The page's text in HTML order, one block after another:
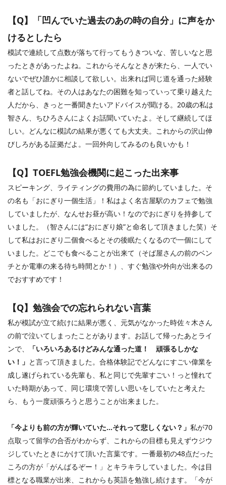
【Q】「凹んでいた過去のあの時の自分」に声をか
けるとしたら
模試で連続して点数が落ちて行ってもうきついな、苦しいなと思
ったときがあったよね。これからそんなときが来たら、一人でい
ないでぜひ誰かに相談して欲しい。出来れば同じ道を通った経験
者と話してね。その人はあなたの困難を知っていって乗り越えた
人だから、きっと一番聞きたいアドバイスが聞ける。 20歳の私は
智さん、ちひろさんによくお話聞いていたよ。そして継続してほ
しい。どんなに模試の結果が悪くても大丈夫。これからの沢山伸
びしろがある証拠だよ。一回外向してみるのも良いかも！
【Q】 TOEFL勉強会機関に起こった出来事
スピーキング、ライティングの費用の為に節約していました。そ
の名も「おにぎり一個生活」！私はよく名古屋駅のカフェで勉強
していましたが、なんせお昼が高い！なのでおにぎりを持参して
いました。（智さんには“おにぎり娘”と命名して頂きました笑）そ
して私はおにぎり二個食べるとその後眠たくなるので一個にして
いました。どこでも食べることが出来て（そば屋さんの前のベン
チとか電車の来る待ち時間とか！）、すぐ勉強や外向が出来るの
でおすすめです！
【Q】勉強会での忘れられない言葉
私が模試が立て続けに結果が悪く、元気がなかった時佐々木さん
の前で泣いてしまったことがあります。お話して帰ったあとライ
ンで、
「いろいろあるけどみんな通った道！ 頑張るしかな
い！」 と言って頂きました。合格体験記でどんなにすごい偉業を
成し遂げられている先輩も、私と同じで先輩すごい！っと憧れて
いた時期があって、同じ環境で苦しい思いをしていたと考えた
ら、もう一度頑張ろうと思うことが出来ました。
「今よりも前の方が輝いていた…それって悲しくない？」 私が70
点取って留学の合否がわからず、これからの目標も見えずウジウ
ジしていたときにかけて頂いた言葉です。一番最初の48点だった
ころの方が「がんばるぞー！」とキラキラしていました。今は目
標となる職業が出来、これからも英語を勉強し続けます。「今が